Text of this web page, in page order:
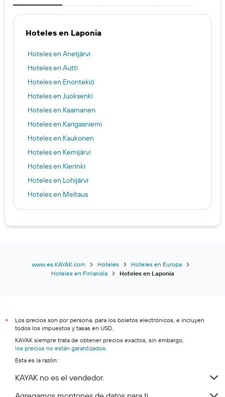
Hoteles en Laponia
Hoteles en Anetjärvi
Hoteles en Autti
Hoteles en Enontekiö
Hoteles en Juoksenki
Hoteles en Kaamanen
Hoteles en Karigasniemi
Hoteles en Kaukonen
Hoteles en Kemijärvi
Hoteles en Kierinki
Hoteles en Lohijärvi
Hoteles en Meltaus
Hoteles en Nellimö
Hoteles en Sinettä
Hoteles en Suomutunturi
Hoteles en Utsjoki
Hoteles en Vikajärvi
Hoteles en Ylitornio
Hoteles en Rovaniemi
www.es.KAYAK.com Hoteles
Hoteles en Europa
Hoteles en Finlandia
Hoteles en Laponia
*
Los precios son por persona, para los boletos electrónicos, e incluyen
todos los impuestos y tasas en USD.
KAYAK siempre trata de obtener precios exactos, sin embargo,
los precios no están garantizados.
Esta es la razón:
KAYAK no es el vendedor.